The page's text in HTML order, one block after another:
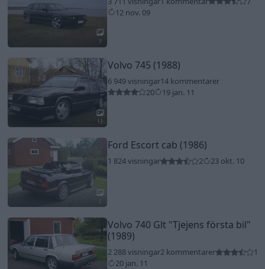
7
12 nov. 09
13
Volvo 745 (1988)
6 949 visningar14 kommentarer
20
19 jan. 11
2
Ford Escort cab (1986)
1 824 visningar 2 23 okt. 10
Volvo 740 Glt "Tjejens första bil"
(1989)
2 288 visningar2 kommentarer
1
20 jan. 11